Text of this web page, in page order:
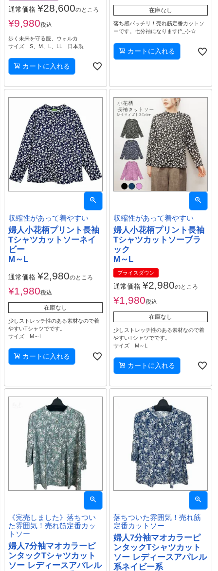
通常価格 ¥28,600のところ
¥9,980税込
歩く未来を守る服、ウォルカ
サイズ S、M、L、LL 日本製
カートに入れる
在庫なし
落ち感バッチリ！売れ筋定番カットソ
ーです。七分袖になります(^_-)-☆
カートに入れる
収縮性があって着やすい
婦人小花柄プリント長袖
Tシャツカットソーネイ
ビー
M～L
通常価格 ¥2,980のところ
¥1,980税込
在庫なし
少しストレッチ性のある素材なので着
やすいTシャツでです。
サイズ M～L
カートに入れる
収縮性があって着やすい
婦人小花柄プリント長袖
Tシャツカットソーブラ
ック
M～L
プライスダウン
通常価格 ¥2,980のところ
¥1,980税込
在庫なし
少しストレッチ性のある素材なので着
やすいTシャツでです。
サイズ M～L
カートに入れる
《完売しました》落ちつい
た雰囲気！売れ筋定番カッ
トソー
婦人7分袖マオカラーピ
ンタックTシャツカット
ソー レディースアパレル
落ちついた雰囲気！売れ筋
定番カットソー
婦人7分袖マオカラーピ
ンタックTシャツカット
ソー レディースアパレル
系ネイビー系